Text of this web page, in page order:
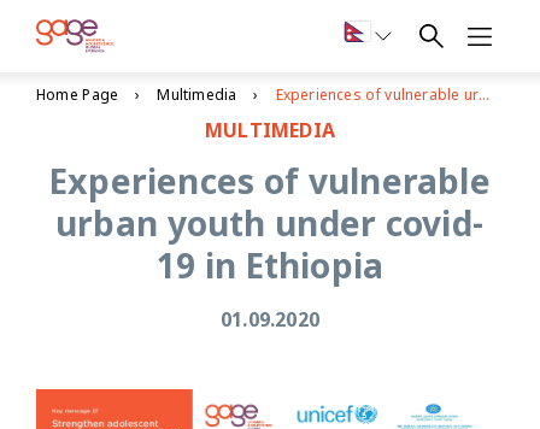
Home Page Multimedia Experiences of vulnerable urban youth under covid-19 in Ethiopia
MULTIMEDIA
Experiences of vulnerable
urban youth under covid-
19 in Ethiopia
01.09.2020